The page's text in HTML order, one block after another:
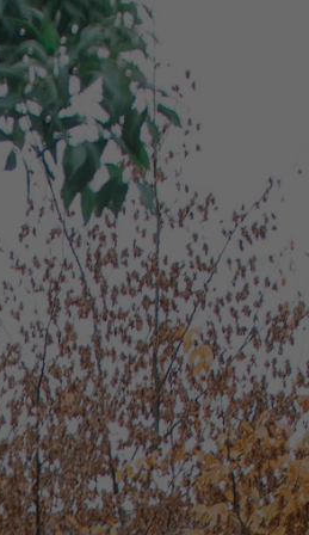
- 32 82 62
0900 - 8602
probeer het nog eens. Wil het
op0347 - 32 82 62voor